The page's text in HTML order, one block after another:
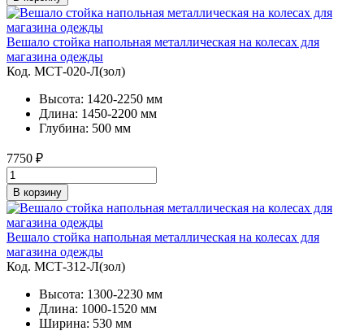
Вешало стойка напольная металлическая на колесах для
магазина одежды
Код. MСТ-020-Л(зол)
Высота: 1420-2250 мм
Длина: 1450-2200 мм
Глубина: 500 мм
7750 ₽
В корзину
Вешало стойка напольная металлическая на колесах для
магазина одежды
Код. MСТ-312-Л(зол)
Высота: 1300-2230 мм
Длина: 1000-1520 мм
Ширина: 530 мм